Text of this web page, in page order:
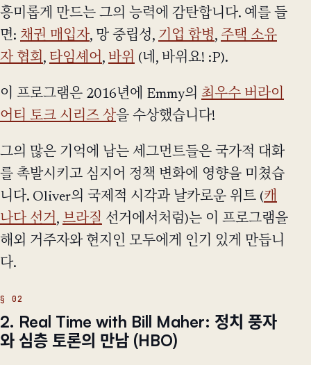
흥미롭게 만드는 그의 능력에 감탄합니다. 예를 들
면: 채권 매입자, 망 중립성, 기업 합병, 주택 소유
자 협회, 타임셰어, 바위 (네, 바위요! :P).
이 프로그램은 2016년에 Emmy의 최우수 버라이
어티 토크 시리즈 상을 수상했습니다!
그의 많은 기억에 남는 세그먼트들은 국가적 대화
를 촉발시키고 심지어 정책 변화에 영향을 미쳤습
니다. Oliver의 국제적 시각과 날카로운 위트 (캐
나다 선거, 브라질 선거에서처럼)는 이 프로그램을
해외 거주자와 현지인 모두에게 인기 있게 만듭니
다.
2. Real Time with Bill Maher: 정치 풍자
와 심층 토론의 만남 (HBO)